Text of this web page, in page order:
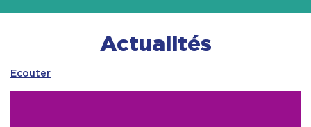
Réseaux
Actualités
Ecouter